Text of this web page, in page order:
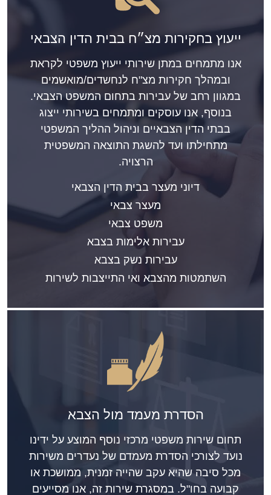
ייעוץ בחקירות מצ״ח בבית הדין הצבאי
אנו מתמחים במתן שירותי ייעוץ משפטי לקראת
ובמהלך חקירות מצ"ח לנחשדים/מואשמים
במגוון רחב של עבירות בתחום המשפט הצבאי.
בנוסף, אנו עוסקים ומתמחים בשירותי ייצוג
בבתי הדין הצבאיים וניהול ההליך המשפטי
מתחילתו ועד להשגת התוצאה המשפטית
הרצויה.
דיוני מעצר בבית הדין הצבאי
מעצר צבאי
משפט צבאי
עבירות אלימות בצבא
עבירות נשק בצבא
השתמטות מהצבא ואי התייצבות לשירות
הסדרת מעמד מול הצבא
תחום שירות משפטי מרכזי נוסף המוצע על ידינו
נועד לצורכי הסדרת מעמדם של נעדרים משירות
מכל סיבה שהיא עקב שהייה זמנית, ממושכת או
קבועה בחו"ל. במסגרת שירות זה, אנו מסייעים